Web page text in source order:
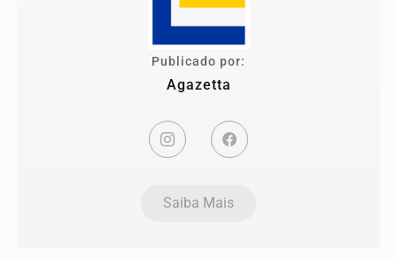
Publicado por:
Agazetta
Saiba Mais